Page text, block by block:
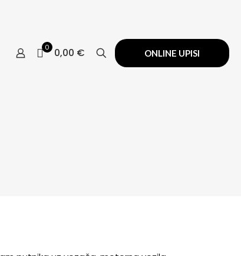
0 0,00 € ONLINE UPISI